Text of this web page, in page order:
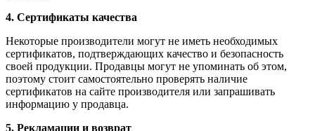
4. Сертификаты качества
Некоторые производители могут не иметь необходимых
сертификатов, подтверждающих качество и безопасность
своей продукции. Продавцы могут не упоминать об этом,
поэтому стоит самостоятельно проверять наличие
сертификатов на сайте производителя или запрашивать
информацию у продавца.
5. Рекламации и возврат